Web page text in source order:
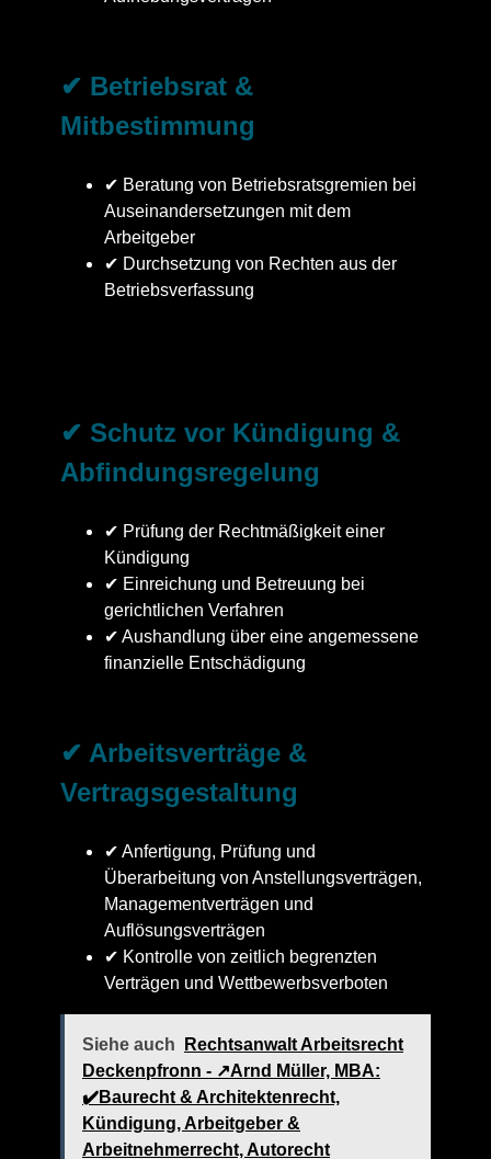
✔ Betriebsrat &
Mitbestimmung
✔ Beratung von Betriebsratsgremien bei
Auseinandersetzungen mit dem
Arbeitgeber
✔ Durchsetzung von Rechten aus der
Betriebsverfassung
✔ Schutz vor Kündigung &
Abfindungsregelung
✔ Prüfung der Rechtmäßigkeit einer
Kündigung
✔ Einreichung und Betreuung bei
gerichtlichen Verfahren
✔ Aushandlung über eine angemessene
finanzielle Entschädigung
✔ Arbeitsverträge &
Vertragsgestaltung
✔ Anfertigung, Prüfung und
Überarbeitung von Anstellungsverträgen,
Managementverträgen und
Auflösungsverträgen
✔ Kontrolle von zeitlich begrenzten
Verträgen und Wettbewerbsverboten
Siehe auch
Rechtsanwalt Arbeitsrecht
Deckenpfronn - ↗️Arnd Müller, MBA:
✔️Baurecht & Architektenrecht,
Kündigung, Arbeitgeber &
Arbeitnehmerrecht, Autorecht